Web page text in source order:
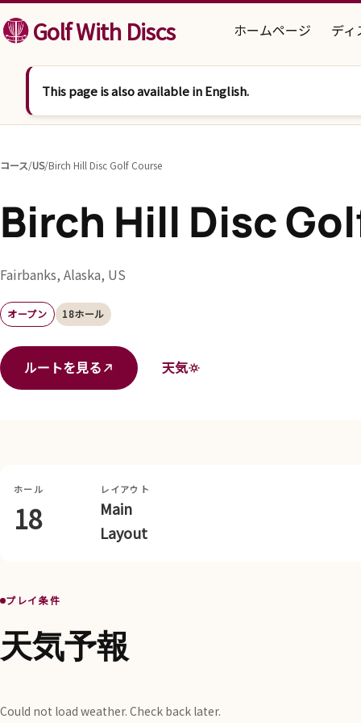
コンテンツへスキップ
Golf With Discs ホームページ デ
This page is also available in English.
コース/US/Birch Hill Disc Golf Course
Birch Hill Disc
Fairbanks, Alaska, US
オープン 18ホール
ルートを見る 天気
ホール
18
レイアウト
Main
Layout
プレイ条件
天気予報
Could not load weather. Check back later.